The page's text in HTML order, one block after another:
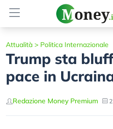
Attualità > Politica Internazionale
Trump sta
pace in
Redazione Money Premium